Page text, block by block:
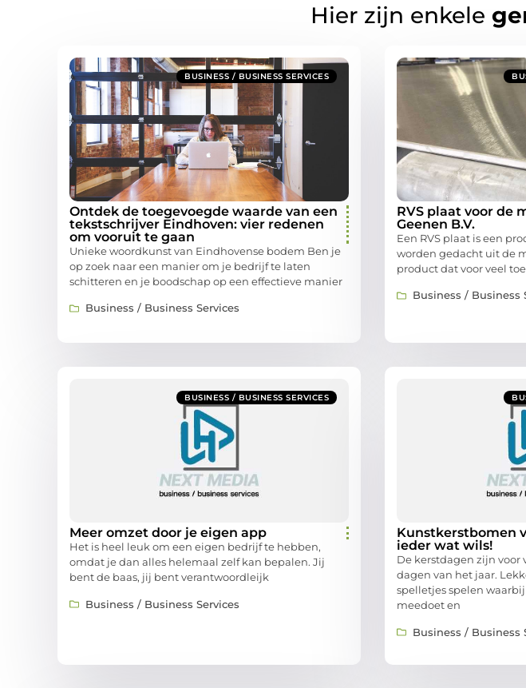
Hier zijn enkele
BUSINESS / BUSINESS SERVICES
Ontdek de toegevoegde waarde van een
tekstschrijver Eindhoven: vier redenen
om vooruit te gaan
Unieke woordkunst van Eindhovense bodem Ben je
op zoek naar een manier om je bedrijf te laten
schitteren en je boodschap op een effectieve manier
Business / Business Services
RVS plaat voor de
Geenen B.V.
Een RVS plaat is een
worden gedacht uit de
product dat voor veel
Business / Business
BUSINESS / BUSINESS SERVICES
Meer omzet door je eigen app
Het is heel leuk om een eigen bedrijf te hebben,
omdat je dan alles helemaal zelf kan bepalen. Jij
bent de baas, jij bent verantwoordleijk
Business / Business Services
Kunstkerstbomen
ieder wat wils!
De kerstdagen zijn voor
dagen van het jaar.
spelletjes spelen
meedoet en
Business / Business